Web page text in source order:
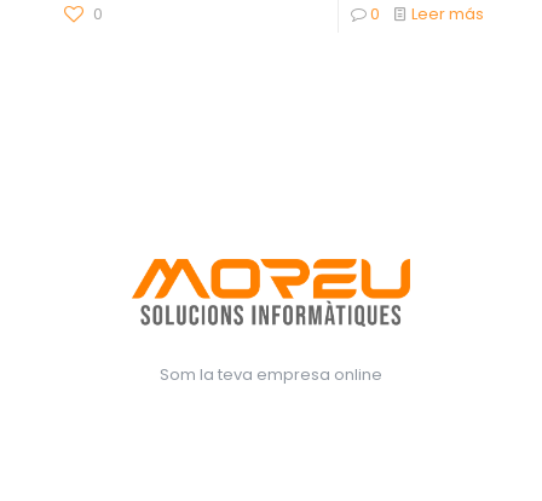
0 0 Leer más
Som la teva empresa online